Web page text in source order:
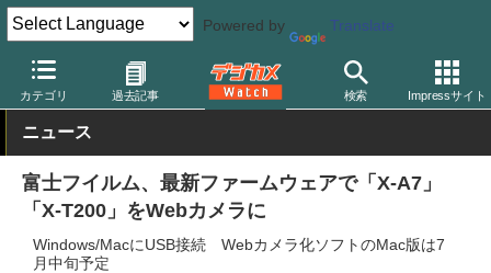
Powered by Translate
カテゴリ 過去記事 検索 Impressサイト
デジカメ Watch カメラ ミラーレスカメラ 富士フイルム
ニュース
富士フイルム、最新ファームウェアで「X-A7」
「X-T200」をWebカメラに
Windows/MacにUSB接続 Webカメラ化ソフトのMac版は7
月中旬予定